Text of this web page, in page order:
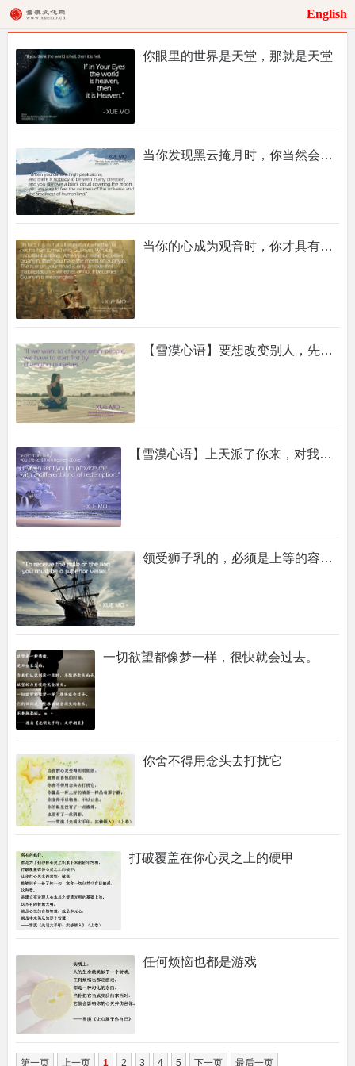
English
你眼里的世界是天堂，那就是天堂
当你发现黑云掩月时，你当然会感叹宇宙之大和人类之小的。
当你的心成为观音时，你才具有观音的品德。
【雪漠心语】要想改变别人，先从改变自己开始。
【雪漠心语】上天派了你来，对我进行着一种别样的救赎。
领受狮子乳的，必须是上等的容器。
一切欲望都像梦一样，很快就会过去。
你舍不得用念头去打扰它
打破覆盖在你心灵之上的硬甲
任何烦恼也都是游戏
第一页 上一页 1 2 3 4 5 下一页 最后一页